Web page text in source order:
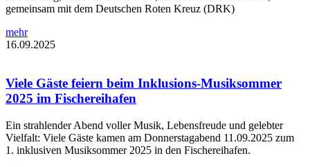
gemeinsam mit dem Deutschen Roten Kreuz (DRK)
mehr
16.09.2025
Viele Gäste feiern beim Inklusions-Musiksommer
2025 im Fischereihafen
Ein strahlender Abend voller Musik, Lebensfreude und gelebter
Vielfalt: Viele Gäste kamen am Donnerstagabend 11.09.2025 zum
1. inklusiven Musiksommer 2025 in den Fischereihafen.